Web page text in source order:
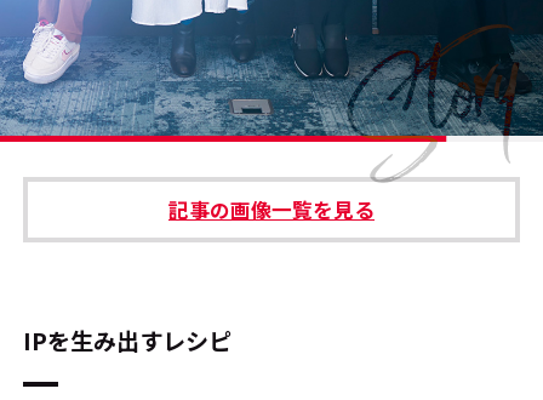
#リクルート
運営会社 プライバシーポリシー
本サイトご利用にあたって Cookie Settings
記事の画像一覧を見る
IPを生み出すレシピ